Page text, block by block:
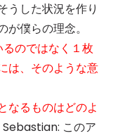
うした状況を作り
僕らの理念。
のではなく１枚
は、そのような意
なるものはどのよ
Sebastian: このア